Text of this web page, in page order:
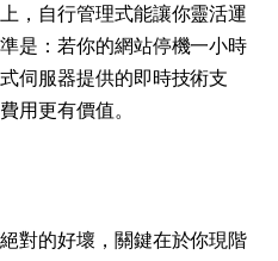
，自行管理式能讓你靈活運
是：若你的網站停機一小時
伺服器提供的即時技術支
用更有價值。
對的好壞，關鍵在於你現階